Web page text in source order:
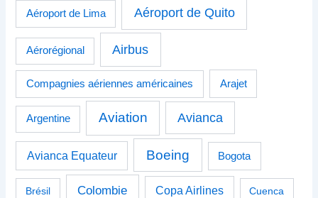
Aéroport de Lima Aéroport de Quito
Aérorégional Airbus
Compagnies aériennes américaines Arajet
Argentine Aviation Avianca
Avianca Equateur Boeing Bogota
Brésil Colombie Copa Airlines Cuenca